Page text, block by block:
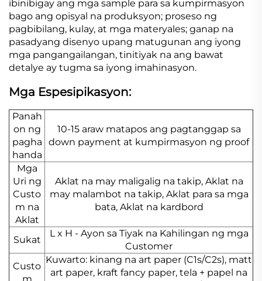
ibinibigay ang mga sample para sa kumpirmasyon
bago ang opisyal na produksyon; proseso ng
pagbibilang, kulay, at mga materyales; ganap na
pasadyang disenyo upang matugunan ang iyong
mga pangangailangan, tinitiyak na ang bawat
detalye ay tugma sa iyong imahinasyon.
Mga Espesipikasyon:
Panah
on ng
pagha
handa
10-15 araw matapos ang pagtanggap sa
down payment at kumpirmasyon ng proof
Mga
Uri ng
Custo
m na
Aklat
Aklat na may maligalig na takip, Aklat na
may malambot na takip, Aklat para sa mga
bata, Aklat na kardbord
Sukat
L x H - Ayon sa Tiyak na Kahilingan ng mga
Customer
Custo
m
Kuwarto: kinang na art paper (C1s/C2s), matt
art paper, kraft fancy paper, tela + papel na